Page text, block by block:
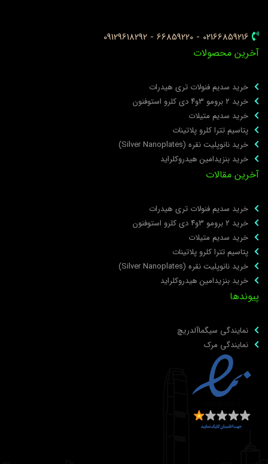
02166859216 - 66859220 - 09129618292
محصولات
خرید سدیم فنولات تری هیدرات
خرید ۲ برومو ۳و۴ دی‌ کلرو استوفنون
خرید سدیم متیلات
پتاسیم تترا کلرو پلاتینات
خرید نانوپلیت نقره (Silver Nanoplates)
خرید بنزیدامین هیدروکلراید
مقالات
خرید سدیم فنولات تری هیدرات
خرید ۲ برومو ۳و۴ دی‌ کلرو استوفنون
خرید سدیم متیلات
پتاسیم تترا کلرو پلاتینات
خرید نانوپلیت نقره (Silver Nanoplates)
خرید بنزیدامین هیدروکلراید
نمایندگی سیگماآلدریچ
نمایندگی مرک